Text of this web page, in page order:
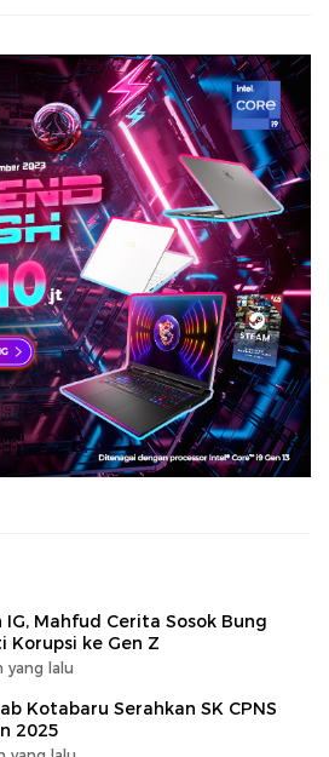
IG, Mahfud Cerita Sosok Bung
Korupsi ke Gen Z
yang lalu
Kotabaru Serahkan SK CPNS
2025